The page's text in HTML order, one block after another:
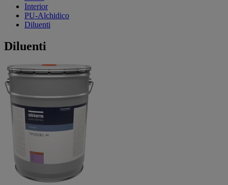
Interior
PU-Alchidico
Diluenti
Diluenti